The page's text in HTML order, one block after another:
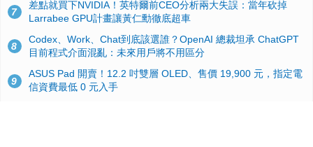
7
差點就買下NVIDIA！英特爾前CEO分析兩大失誤：當年砍掉
Larrabee GPU計畫讓黃仁勳徹底超車
8
Codex、Work、Chat到底該選誰？OpenAI 總裁坦承 ChatGPT
目前程式介面混亂：未來用戶將不用區分
9
ASUS Pad 開賣！12.2 吋雙層 OLED、售價 19,900 元，指定電
信資費最低 0 元入手